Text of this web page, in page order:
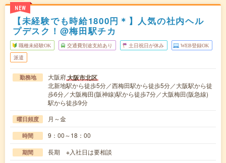
NEW
【未経験でも時給1800円＊】人気の社内ヘル
プデスク！@梅田駅チカ
職種未経験OK 交通費別途支給あり 土日祝日が休み WEB登録OK
派遣
勤務地 大阪府大阪市北区
北新地駅から徒歩5分／西梅田駅から徒歩5分／大阪駅から徒
歩6分／大阪梅田(阪神線)駅から徒歩7分／大阪梅田(阪急線)
駅から徒歩9分
曜日頻度 月～金
時間 9：00～18：00
期間 長期 ※入社日は要相談